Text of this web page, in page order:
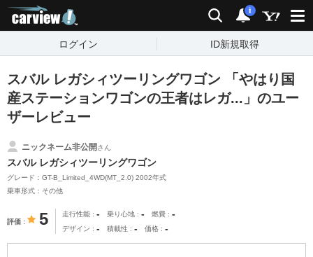
検索 通知
i
ログイン ID新規取得
スバル レガシィツーリングワゴン 「やはり国
産ステーションワゴンの王者はレガ...」のユー
ザーレビュー
ニックネーム非公開さん
スバル レガシィツーリングワゴン
グレード：GT-B_Limited_4WD(MT_2.0) 2002年式
乗車形式：その他
評価 5 走行性能 - 乗り心地 - 燃費 -
デザイン - 積載性 - 価格 -